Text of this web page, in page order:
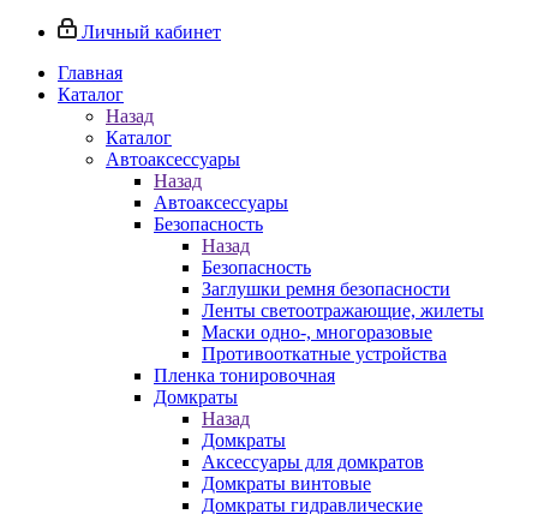
Личный кабинет
Главная
Каталог
Назад
Каталог
Автоаксессуары
Назад
Автоаксессуары
Безопасность
Назад
Безопасность
Заглушки ремня безопасности
Ленты светоотражающие, жилеты
Маски одно-, многоразовые
Противооткатные устройства
Пленка тонировочная
Домкраты
Назад
Домкраты
Аксессуары для домкратов
Домкраты винтовые
Домкраты гидравлические